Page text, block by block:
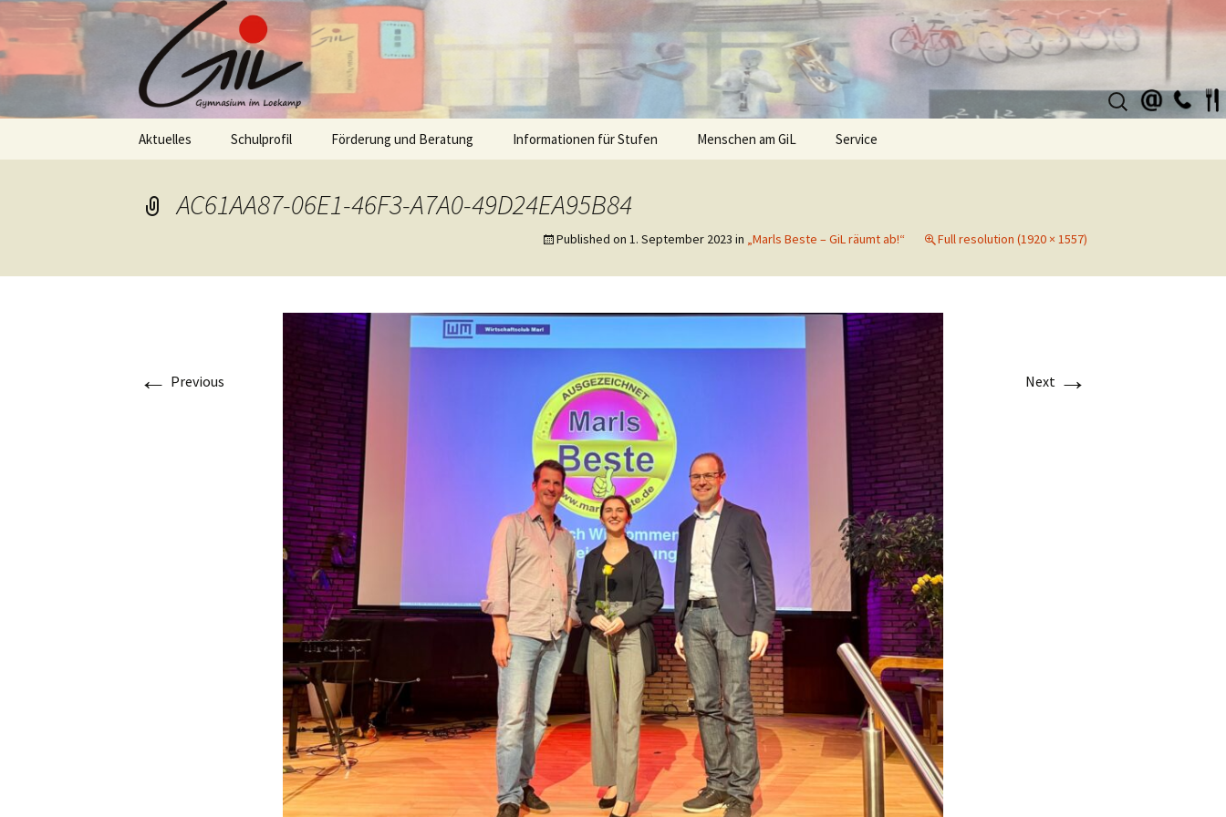
Suchen
nach:
Aktuelles Schulprofil Förderung und Beratung Informationen für Stufen Menschen am GiL Service
AC61AA87-06E1-46F3-A7A0-49D24EA95B84
Published on 1. September 2023 in „Marls Beste – GiL räumt ab!“ Full resolution (1920 × 1557)
← Previous Next →